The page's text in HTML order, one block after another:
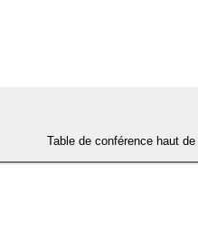
Table de conférence haut